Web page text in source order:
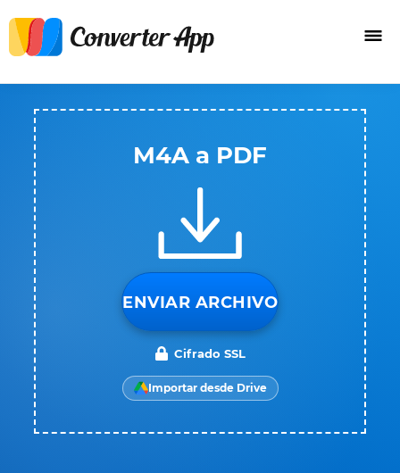
M4A a PDF
ENVIAR ARCHIVO
Cifrado SSL
Importar desde Drive